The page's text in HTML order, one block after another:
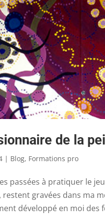
de la
| Blog, Formations pro
passées à pratiquer le
gravées dans ma
développé en moi des